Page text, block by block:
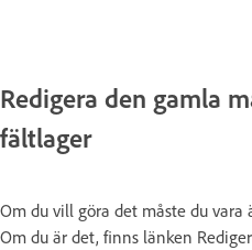
Redigera den gamla
fältlager
Om du vill göra det måste du
Om du är det, finns länken